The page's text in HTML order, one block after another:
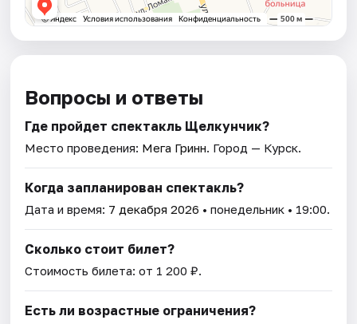
Вопросы и ответы
Где пройдет спектакль Щелкунчик?
Место проведения: Мега Гринн. Город — Курск.
Когда запланирован спектакль?
Дата и время: 7 декабря 2026 • понедельник • 19:00.
Сколько стоит билет?
Стоимость билета: от 1 200 ₽.
Есть ли возрастные ограничения?